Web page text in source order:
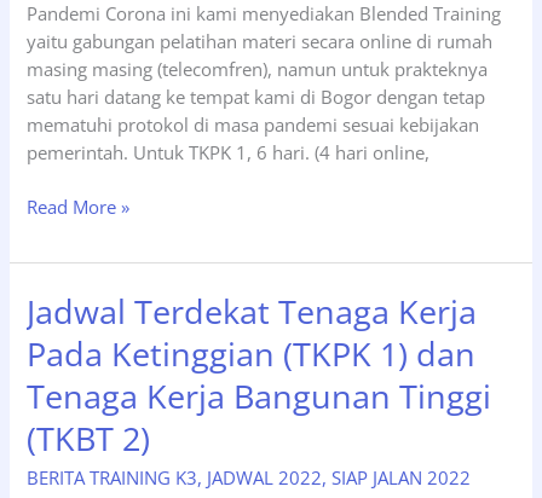
Pandemi Corona ini kami menyediakan Blended Training
yaitu gabungan pelatihan materi secara online di rumah
masing masing (telecomfren), namun untuk prakteknya
satu hari datang ke tempat kami di Bogor dengan tetap
mematuhi protokol di masa pandemi sesuai kebijakan
pemerintah. Untuk TKPK 1, 6 hari. (4 hari online,
Siap
Pelatihan
Kerja
Pada
Ketinggian
(TKPK1)
Tanggal
09-
14
Read More »
Jadwal Terdekat Tenaga Kerja
Pada Ketinggian (TKPK 1) dan
Tenaga Kerja Bangunan Tinggi
(TKBT 2)
BERITA TRAINING K3, JADWAL 2022,SIAP JALAN 2022